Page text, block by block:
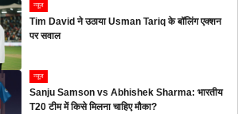
न्यूज
Tim David ने उठाया Usman Tariq के बॉलिंग एक्शन
पर सवाल
न्यूज
Sanju Samson vs Abhishek Sharma: भारतीय
T20 टीम में किसे मिलना चाहिए मौका?